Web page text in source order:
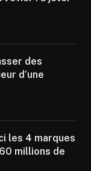
des
d’une
les 4 marques
millions de